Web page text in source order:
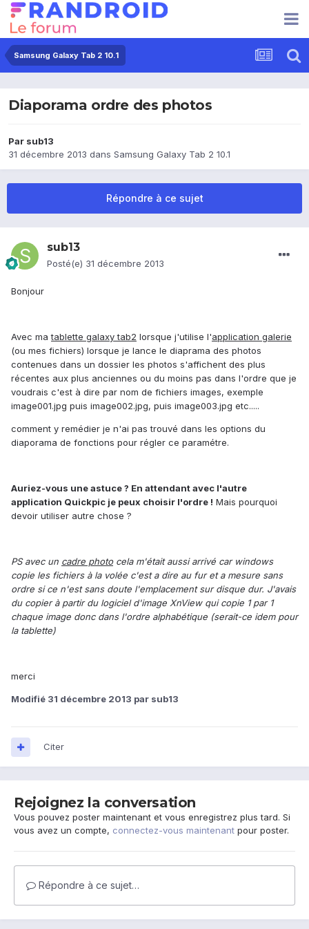
Samsung Galaxy Tab 2 10.1
Diaporama ordre des photos
Par sub13
31 décembre 2013 dans Samsung Galaxy Tab 2 10.1
Répondre à ce sujet
sub13
Posté(e) 31 décembre 2013
Bonjour
Avec matablette galaxy tab2 lorsque j'utilise l'application galerie
(ou mes fichiers) lorsque je lance le diaprama des photos
contenues dans un dossier les photos s'affichent des plus
récentes aux plus anciennes ou du moins pas dans l'ordre que je
voudrais c'est à dire par nom de fichiers images, exemple
image001.jpg puis image002.jpg, puis image003.jpg etc.....
comment y remédier je n'ai pas trouvé dans les options du
diaporama de fonctions pour régler ce paramétre.
Auriez-vous une astuce ? En attendant avec l'autre
application Quickpic je peux choisir l'ordre ! Mais pourquoi
devoir utiliser autre chose ?
PS avec un cadre photocela m'était aussi arrivé car windows
copie les fichiers à la volée c'est a dire au fur et a mesure sans
ordre si ce n'est sans doute l'emplacement sur disque dur. J'avais
du copier à partir du logiciel d'image XnView qui copie 1 par 1
chaque image donc dans l'ordre alphabétique (serait-ce idem pour
la tablette)
merci
Modifié 31 décembre 2013 par sub13
Citer
Rejoignez la conversation
Vous pouvez poster maintenant et vous enregistrez plus tard. Si
vous avez un compte, connectez-vous maintenant pour poster.
Répondre à ce sujet…